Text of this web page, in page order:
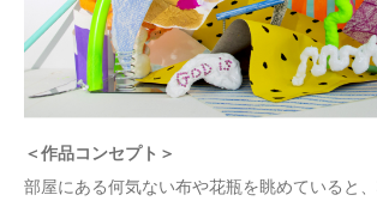
＜作品コンセプト＞
部屋にある何気ない布や花瓶を眺めていると